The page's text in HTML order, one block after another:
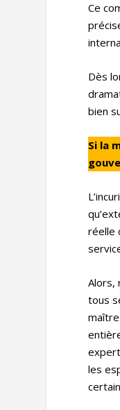
Ce
Dès
bien
Si la
réelle
Alors,
tous
les